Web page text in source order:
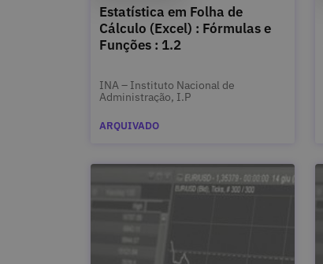
Estatística em Folha de
Cálculo (Excel) : Fórmulas e
Funções : 1.2
INA – Instituto Nacional de
Administração, I.P
ARQUIVADO